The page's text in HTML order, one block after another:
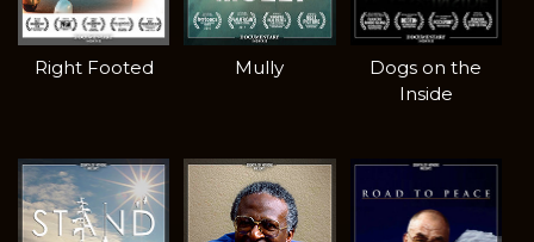
Right Footed Mully
Dogs on the
Inside